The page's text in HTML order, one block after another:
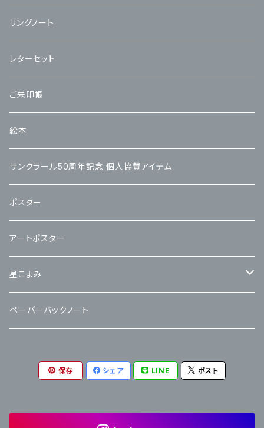
リングノート
レターセット
ご朱印帳
絵本
サンクラール50周年記念 個人協賛アイテム
ポスター
アートポスター
星こよみ
カレンダー交換用リフィル
ペーパーバックノート
保存 シェア LINE ポスト